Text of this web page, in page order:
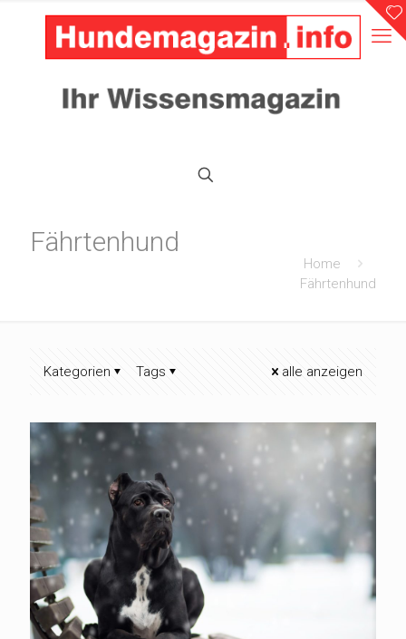
Fährtenhund
Home
Fährtenhund
Kategorien Tags alle anzeigen